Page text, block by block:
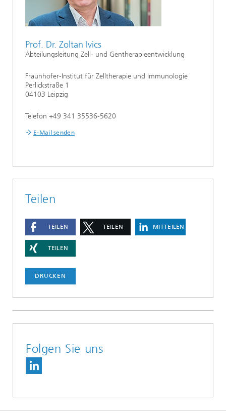
Prof. Dr. Zoltan Ivics
Abteilungsleitung Zell- und Gentherapie­entwicklung
Fraunhofer-Institut für Zelltherapie und Immunologie
Perlickstraße 1
04103 Leipzig
Telefon +49 341 35536-5620
E-Mail senden
Teilen
TEILEN TEILEN MITTEILEN
TEILEN
DRUCKEN
Folgen Sie uns